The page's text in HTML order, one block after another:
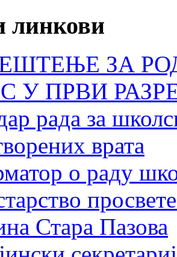
линкови
ЗА
У ПРВИ
рада за
врата
о раду
Стара Пазова